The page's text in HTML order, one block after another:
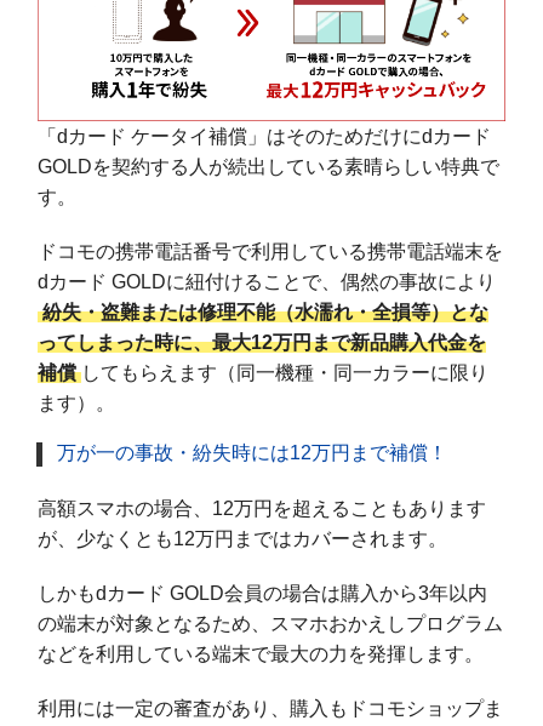
「dカード ケータイ補償」はそのためだけにdカード
GOLDを契約する人が続出している素晴らしい特典で
す。
ドコモの携帯電話番号で利用している携帯電話端末を
dカード GOLDに紐付けることで、偶然の事故により
紛失・盗難または修理不能（水濡れ・全損等）とな
ってしまった時に、最大12万円まで新品購入代金を
補償 してもらえます（同一機種・同一カラーに限り
ます）。
万が一の事故・紛失時には12万円まで補償！
高額スマホの場合、12万円を超えることもあります
が、少なくとも12万円まではカバーされます。
しかもdカード GOLD会員の場合は購入から3年以内
の端末が対象となるため、スマホおかえしプログラム
などを利用している端末で最大の力を発揮します。
利用には一定の審査があり、購入もドコモショップま